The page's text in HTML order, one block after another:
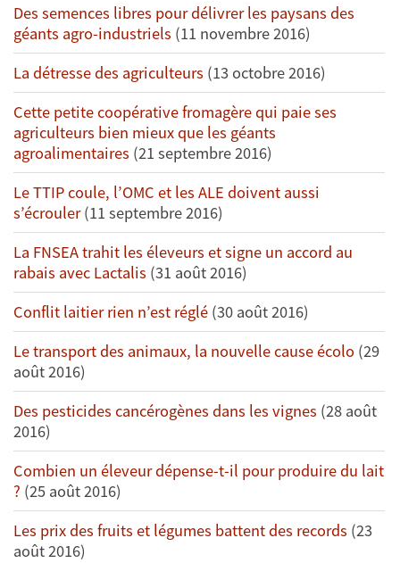
Des semences libres pour délivrer les paysans des
géants agro-industriels (11 novembre 2016)
La détresse des agriculteurs (13 octobre 2016)
Cette petite coopérative fromagère qui paie ses
agriculteurs bien mieux que les géants
agroalimentaires (21 septembre 2016)
Le TTIP coule, l’OMC et les ALE doivent aussi
s’écrouler(11 septembre 2016)
La FNSEA trahit les éleveurs et signe un accord au
rabais avec Lactalis (31 août 2016)
Conflit laitier rien n’est réglé (30 août 2016)
Le transport des animaux, la nouvelle cause écolo (29
août 2016)
Des pesticides cancérogènes dans les vignes (28 août
2016)
Combien un éleveur dépense-t-il pour produire du lait
? (25 août 2016)
Les prix des fruits et légumes battent des records (23
août 2016)